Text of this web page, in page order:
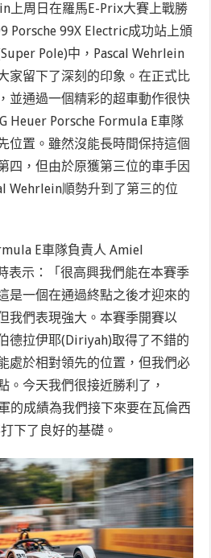
上周日在羅馬E-Prix大賽上戰勝
Porsche 99X Electric成功站上頒
Pole)中，Pascal Wehrlein
家留下了深刻的印象。在正式比
並通過一個精彩的超車動作很快
Heuer Porsche Formula E車隊
位置。雖然沒能長時間保持這個
四，但由於原獲第三位的車手因
Wehrlein順勢升到了第三的位
E車隊負責人 Amiel
表示：「很高興我們能在本賽季
是一個在通過終點之後才迎來的
我們表現強大。本賽季開賽以
德拉伊耶(Diriyah)取得了不錯的
處於相對領先的位置，但我們必
。今天我們很接近勝利了，
的成績為我們接下來要在瓦倫西
下了良好的基礎。